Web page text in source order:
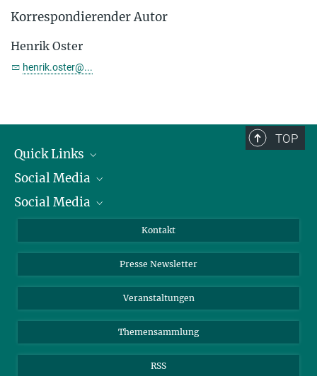
Korrespondierender Autor
Henrik Oster
henrik.oster@...
TOP
Quick Links
Präsident
Zahlen und Fakten
Meldestelle Fehlverhalten
Social Media
Bluesky
Social Media
YouTube
Kontakt
Presse Newsletter
Veranstaltungen
Themensammlung
RSS